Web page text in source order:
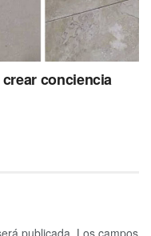
conciencia
publicada. Los campos